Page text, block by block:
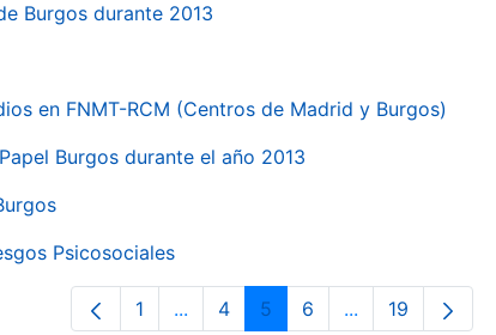
Burgos durante 2013
en FNMT-RCM (Centros de Madrid y Burgos)
Burgos durante el año 2013
Psicosociales
Page
1 ...Intermediate Pages Use TAB to
Page
4 Page
5 Page
6 ...Intermediate
Page
19